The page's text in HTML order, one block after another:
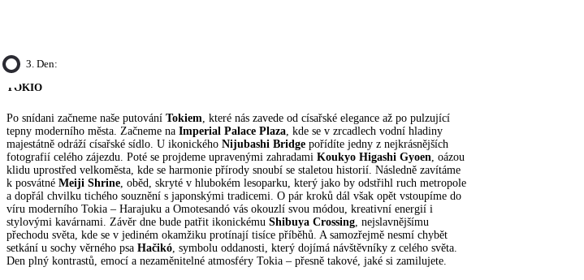
3. Den:
TOKIO
Po snídani začneme naše putování Tokiem, které nás zavede od císařské elegance až po pulzující
tepny moderního města. Začneme na Imperial Palace Plaza, kde se v zrcadlech vodní hladiny
majestátně odráží císařské sídlo. U ikonického Nijubashi Bridge pořídíte jedny z nejkrásnějších
fotografií celého zájezdu. Poté se projdeme upravenými zahradami Koukyo Higashi Gyoen, oázou
klidu uprostřed velkoměsta, kde se harmonie přírody snoubí se staletou historií. Následně zavítáme
k posvátné Meiji Shrine, oběd, skryté v hlubokém lesoparku, který jako by odstřihl ruch metropole
a dopřál chvilku tichého souznění s japonskými tradicemi. O pár kroků dál však opět vstoupíme do
víru moderního Tokia – Harajuku a Omotesandó vás okouzlí svou módou, kreativní energií i
stylovými kavárnami. Závěr dne bude patřit ikonickému Shibuya Crossing, nejslavnějšímu
přechodu světa, kde se v jediném okamžiku protínají tisíce příběhů. A samozřejmě nesmí chybět
setkání u sochy věrného psa Hačikó, symbolu oddanosti, který dojímá návštěvníky z celého světa.
Den plný kontrastů, emocí a nezaměnitelné atmosféry Tokia – přesně takové, jaké si zamilujete.